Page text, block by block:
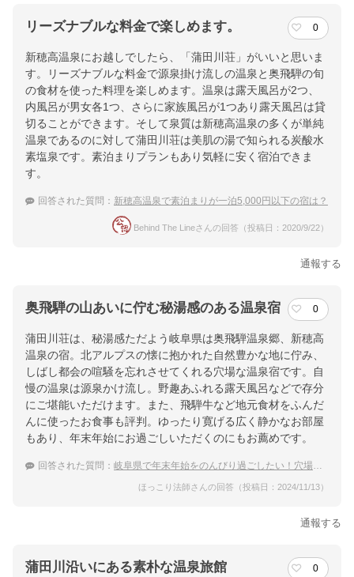
リーズナブルな料金で楽しめます。 0
新穂高温泉にお越しでしたら、「蒲田川荘」がいいと思いま
す。リーズナブルな料金で源泉掛け流しの温泉と奥飛騨の旬
の食材を使った料理を楽しめます。温泉は露天風呂が2つ、
内風呂が男女各1つ、さらに家族風呂が1つあり露天風呂は貸
切ることができます。そして泉質は新穂高温泉の多くが単純
温泉であるのに対して蒲田川荘は美肌の湯で知られる炭酸水
素塩泉です。素泊まりプランもあり気軽に安く宿泊できま
す。
回答された質問： 新穂高温泉で素泊まりが一泊5,000円以下の宿は？
Behind The Lineさんの回答（投稿日：2020/9/22）
通報する
奥飛騨の山あいに佇む秘湯感のある温泉宿 0
蒲田川荘は、秘湯感ただよう岐阜県は奥飛騨温泉郷、新穂高
温泉の宿。北アルプスの懐に抱かれた自然豊かな地に佇み、
しばし都会の喧騒を忘れさせてくれる穴場な温泉宿です。自
慢の温泉は源泉かけ流し。野趣あふれる露天風呂などで存分
にご堪能いただけます。また、飛騨牛など地元食材をふんだ
んに使ったお食事も評判。ゆったり寛げる広く静かなお部屋
もあり、年末年始にお過ごしいただくのにもお薦めです。
回答された質問： 岐阜県で年末年始をのんびり過ごしたい！穴場な宿のおすすめは？
ほっこり法師さんの回答（投稿日：2024/11/13）
通報する
蒲田川沿いにある素朴な温泉旅館 0